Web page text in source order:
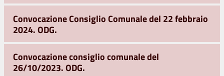
Convocazione Consiglio Comunale del 22 febbraio
2024. ODG.
Convocazione consiglio comunale del
26/10/2023. ODG.